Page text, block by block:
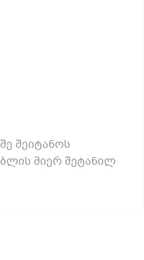
შეიტანოს
მიერ შეტანილ